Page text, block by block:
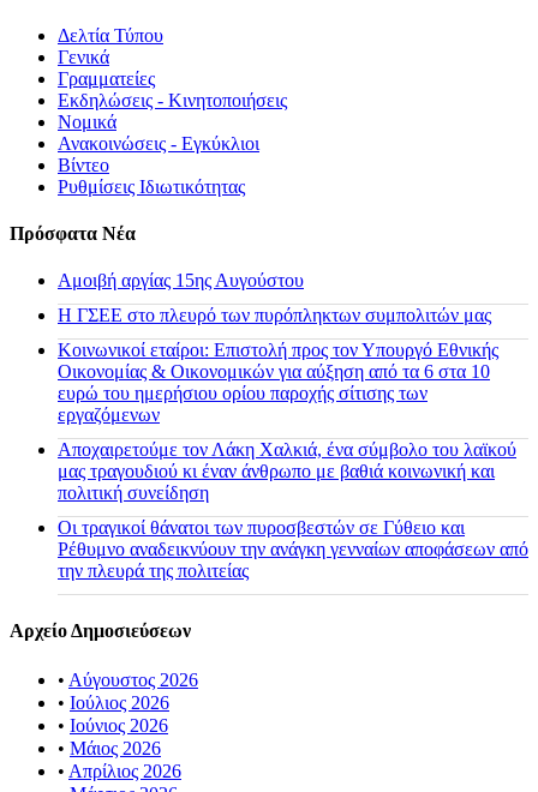
Δελτία Τύπου
Γενικά
Γραμματείες
Εκδηλώσεις - Κινητοποιήσεις
Νομικά
Ανακοινώσεις - Εγκύκλιοι
Βίντεο
Ρυθμίσεις Ιδιωτικότητας
Πρόσφατα Νέα
Αμοιβή αργίας 15ης Αυγούστου
H ΓΣΕΕ στο πλευρό των πυρόπληκτων συμπολιτών μας
Κοινωνικοί εταίροι: Επιστολή προς τον Υπουργό Εθνικής
Οικονομίας & Οικονομικών για αύξηση από τα 6 στα 10
ευρώ του ημερήσιου ορίου παροχής σίτισης των
εργαζόμενων
Αποχαιρετούμε τον Λάκη Χαλκιά, ένα σύμβολο του λαϊκού
μας τραγουδιού κι έναν άνθρωπο με βαθιά κοινωνική και
πολιτική συνείδηση
Οι τραγικοί θάνατοι των πυροσβεστών σε Γύθειο και
Ρέθυμνο αναδεικνύουν την ανάγκη γενναίων αποφάσεων από
την πλευρά της πολιτείας
Αρχείο Δημοσιεύσεων
• Αύγουστος 2026
• Ιούλιος 2026
• Ιούνιος 2026
• Μάιος 2026
• Απρίλιος 2026